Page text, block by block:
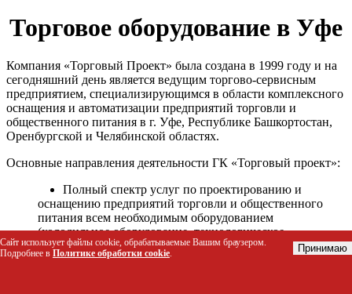
Торговое оборудование в Уфе
Компания «Торговый Проект» была создана в 1999 году и на
сегодняшний день является ведущим торгово-сервисным
предприятием, специализирующимся в области комплексного
оснащения и автоматизации предприятий торговли и
общественного питания в г. Уфе, Республике Башкортостан,
Оренбургской и Челябинской областях.
Основные направления деятельности ГК «Торговый проект»:
Полный спектр услуг по проектированию и
оснащению предприятий торговли и общественного
питания всем необходимым оборудованием
(холодильное оборудование, технологическое
оборудование, стеллажное оборудование и т.д.);
Автоматизация торговых процессов и внедрения
Сайт использует файлы cookie, обрабатываемые Вашим браузером.
Подробнее в Политике обработки cookie. Принимаю